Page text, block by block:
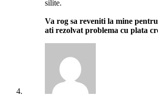
silite.
Va rog sa reveniti la mine
ati rezolvat problema cu plata